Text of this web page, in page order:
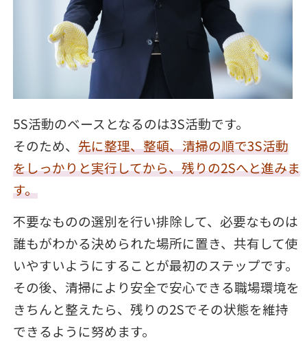
5S活動のベースとなるのは3S活動です。
そのため、 先に整理、整頓、清掃の順で3S活動
をしっかりと実行してから、残りの2Sへと進みま
す。
不要なものの選別を行い排除して、必要なものは
誰もがわかる決められた場所に置き、共有して使
いやすいようにすることが最初のステップです。
その後、清掃により安全で安心できる職場環境を
きちんと整えたら、残りの2Sでその状態を維持
できるように努めます。